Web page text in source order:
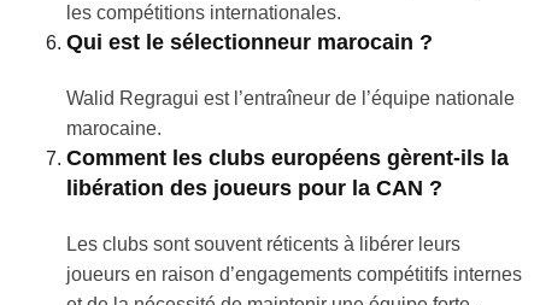
les compétitions internationales.
Qui est le sélectionneur marocain ?
Walid Regragui est l’entraîneur de l’équipe nationale
marocaine.
Comment les clubs européens gèrent-ils la
libération des joueurs pour la CAN ?
Les clubs sont souvent réticents à libérer leurs
joueurs en raison d’engagements compétitifs internes